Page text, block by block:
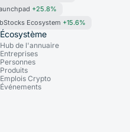
+25.8%
bStocks Ecosystem +15.6%
Écosystème
Hub de l'annuaire
Entreprises
Personnes
Produits
Emplois Crypto
Événements